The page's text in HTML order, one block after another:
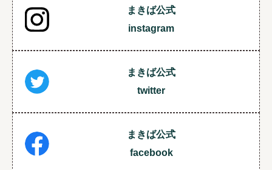
まきば公式
instagram
まきば公式
twitter
まきば公式
facebook